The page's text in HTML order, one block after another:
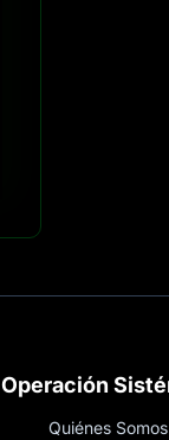
Operación
Quiénes Somos